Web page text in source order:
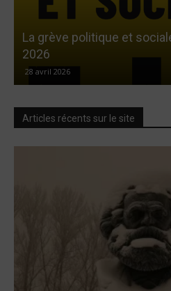
La grève politique et
2026
28 avril 2026
Articles récents sur le site